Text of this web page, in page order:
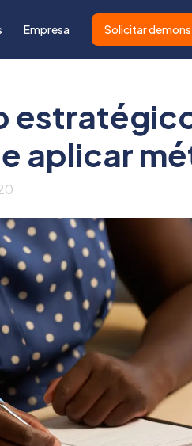
Empresa Solicitar
aplicar